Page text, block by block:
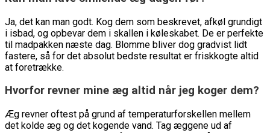
Ja, det kan man godt. Kog dem som beskrevet, afkøl grundigt
i isbad, og opbevar dem i skallen i køleskabet. De er perfekte
til madpakken næste dag. Blomme bliver dog gradvist lidt
fastere, så for det absolut bedste resultat er friskkogte altid
at foretrække.
Hvorfor revner mine æg altid når jeg koger dem?
Æg revner oftest på grund af temperaturforskellen mellem
det kolde æg og det kogende vand. Tag æggene ud af